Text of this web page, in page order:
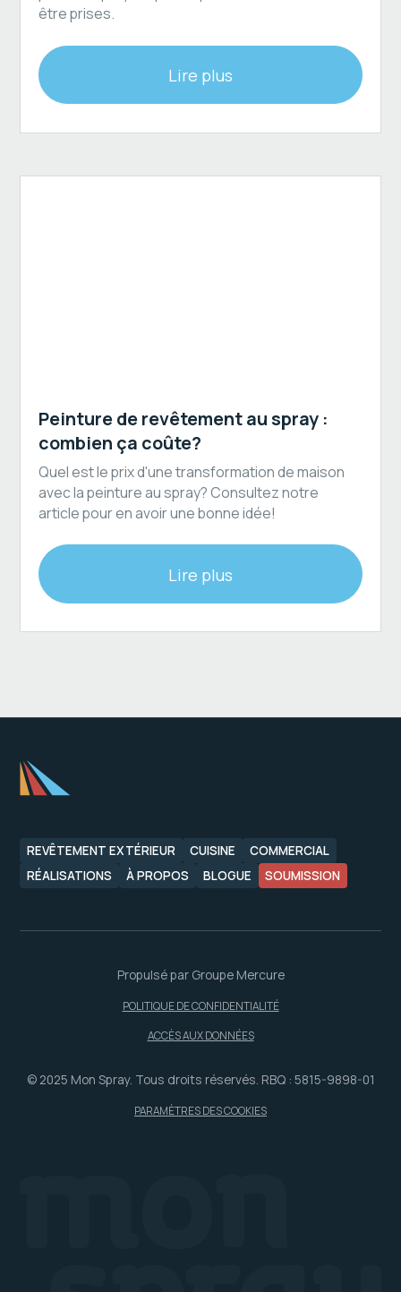
être prises.
Lire plus
Peinture de revêtement au spray :
combien ça coûte?
Quel est le prix d'une transformation de maison
avec la peinture au spray? Consultez notre
article pour en avoir une bonne idée!
Lire plus
REVÊTEMENT EXTÉRIEUR CUISINE
COMMERCIAL
RÉALISATIONS
À PROPOS BLOGUE SOUMISSION
© 2025 Mon Spray. Tous droits réservés. RBQ : 5815-9898-01
Propulsé par Groupe Mercure
POLITIQUE DE CONFIDENTIALITÉ
ACCÈS AUX DONNÉES
PARAMÈTRES DES COOKIES